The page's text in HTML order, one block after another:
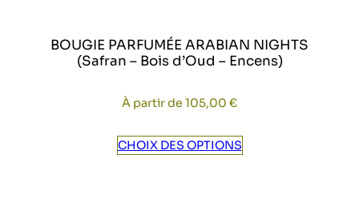
BOUGIE PARFUMÉE ARABIAN NIGHTS
(Safran – Bois d’Oud – Encens)
À partir de105,00 €
CHOIX DES OPTIONS